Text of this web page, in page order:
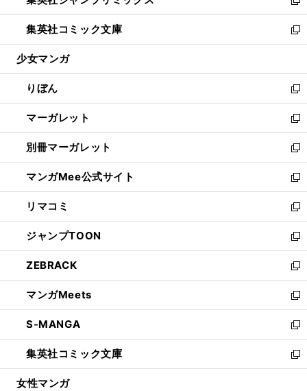
開
く
ウ
で
開
ン
ド
ウ
開
く
ウ
ィ
ン
ウ
で
開
く
新
し
い
ウ
ン
ド
ウ
で
開
く
集英社コミック文庫
新
し
ウ
ィ
ン
ド
ウ
で
開
く
少女マンガ
りぼん
新
し
い
ウ
ィ
ン
ド
ウ
で
開
く
マーガレット
新
し
い
ウ
ィ
ン
ド
ウ
で
開
く
別冊マーガレット
新
し
い
ウ
ィ
ン
ド
ウ
で
開
く
マンガMee公式サイト
新
し
い
ウ
ィ
ン
ド
ウ
で
開
く
リマコミ
新
し
い
ウ
ィ
ン
ド
ウ
で
開
く
ジャンプTOON
新
し
い
ウ
ィ
ン
ド
ウ
で
開
ZEBRACK
新
し
い
ウ
ィ
ン
ド
ウ
マンガMeets
新
し
い
ウ
ィ
ン
S-MANGA
新
し
い
ウ
集英社コミック文庫
新
し
女性マンガ